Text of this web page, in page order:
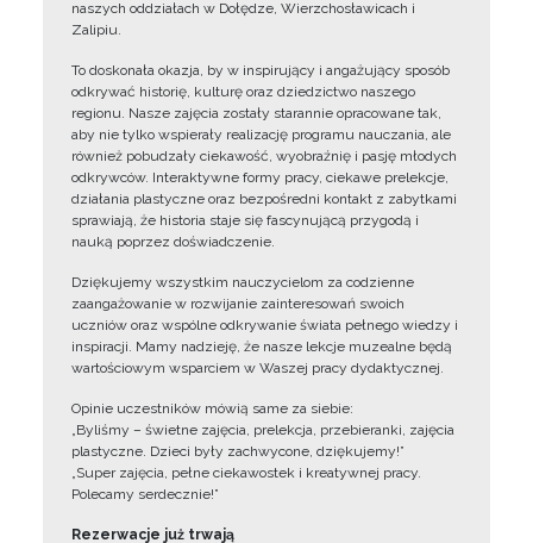
naszych oddziałach w Dołędze, Wierzchosławicach i
Zalipiu.
To doskonała okazja, by w inspirujący i angażujący sposób
odkrywać historię, kulturę oraz dziedzictwo naszego
regionu. Nasze zajęcia zostały starannie opracowane tak,
aby nie tylko wspierały realizację programu nauczania, ale
również pobudzały ciekawość, wyobraźnię i pasję młodych
odkrywców. Interaktywne formy pracy, ciekawe prelekcje,
działania plastyczne oraz bezpośredni kontakt z zabytkami
sprawiają, że historia staje się fascynującą przygodą i
nauką poprzez doświadczenie.
Dziękujemy wszystkim nauczycielom za codzienne
zaangażowanie w rozwijanie zainteresowań swoich
uczniów oraz wspólne odkrywanie świata pełnego wiedzy i
inspiracji. Mamy nadzieję, że nasze lekcje muzealne będą
wartościowym wsparciem w Waszej pracy dydaktycznej.
Opinie uczestników mówią same za siebie:
„Byliśmy – świetne zajęcia, prelekcja, przebieranki, zajęcia
plastyczne. Dzieci były zachwycone, dziękujemy!”
„Super zajęcia, pełne ciekawostek i kreatywnej pracy.
Polecamy serdecznie!”
Rezerwacje już trwają